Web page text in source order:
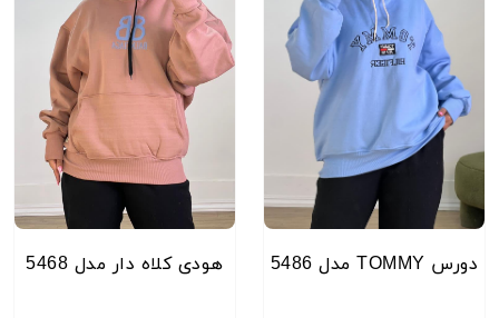
دورس TOMMY مدل 5486 هودی کلاه دار مدل 5468